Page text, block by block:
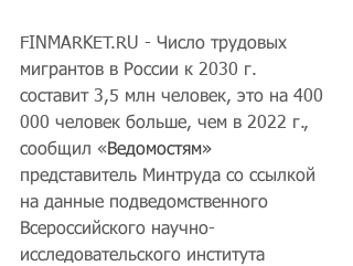
FINMARKET.RU - Число трудовых
мигрантов в России к 2030 г.
составит 3,5 млн человек, это на 400
000 человек больше, чем в 2022 г.,
сообщил «Ведомостям»
представитель Минтруда со ссылкой
на данные подведомственного
Всероссийского научно-
исследовательского института